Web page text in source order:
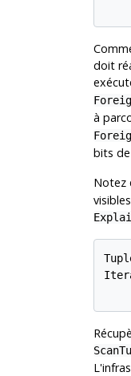
doit
à
bits
Notez